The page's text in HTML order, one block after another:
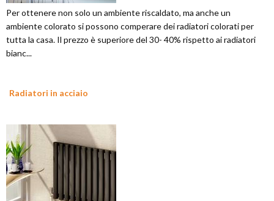
Per ottenere non solo un ambiente riscaldato, ma anche un
ambiente colorato si possono comperare dei radiatori colorati per
tutta la casa. Il prezzo è superiore del 30- 40% rispetto ai radiatori
bianc...
Radiatori in acciaio